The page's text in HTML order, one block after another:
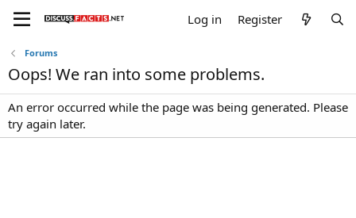
Log in Register
Forums
Oops! We ran into some problems.
An error occurred while the page was being generated. Please
try again later.